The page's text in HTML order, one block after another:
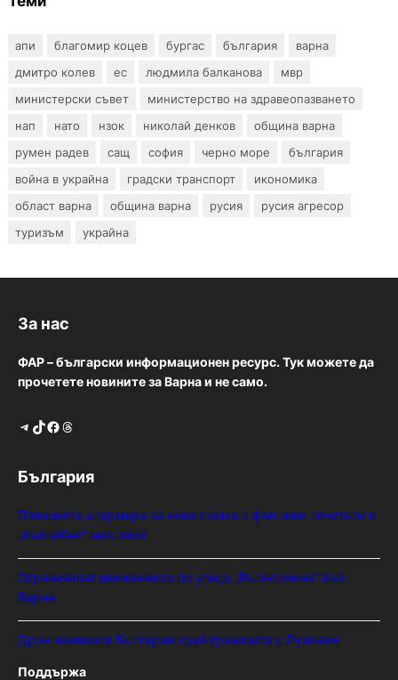
апи благомир коцев бургас българия
варна
дмитро колев
ес людмила балканова
мвр
министерски съвет
министерство на здравеопазването
нап
нато нзок николай денков
община варна
румен радев
сащ софия черно море
българия
война в украйна
градски транспорт
икономика
област варна
община варна русия
русия агресор
туризъм
украйна
За нас
ФАР – български информационен ресурс. Тук можете да
прочетете новините за Варна и не само.
Telegram TikTok Facebook Threads
България
Полицията алармира за нова схема с фалшиви лечители и
„вълшебни“ мехлеми
Ограничават движението по улица „Вълноломна“ във
Варна
Дрон навлезе в България край границата с Румъния
Поддържа